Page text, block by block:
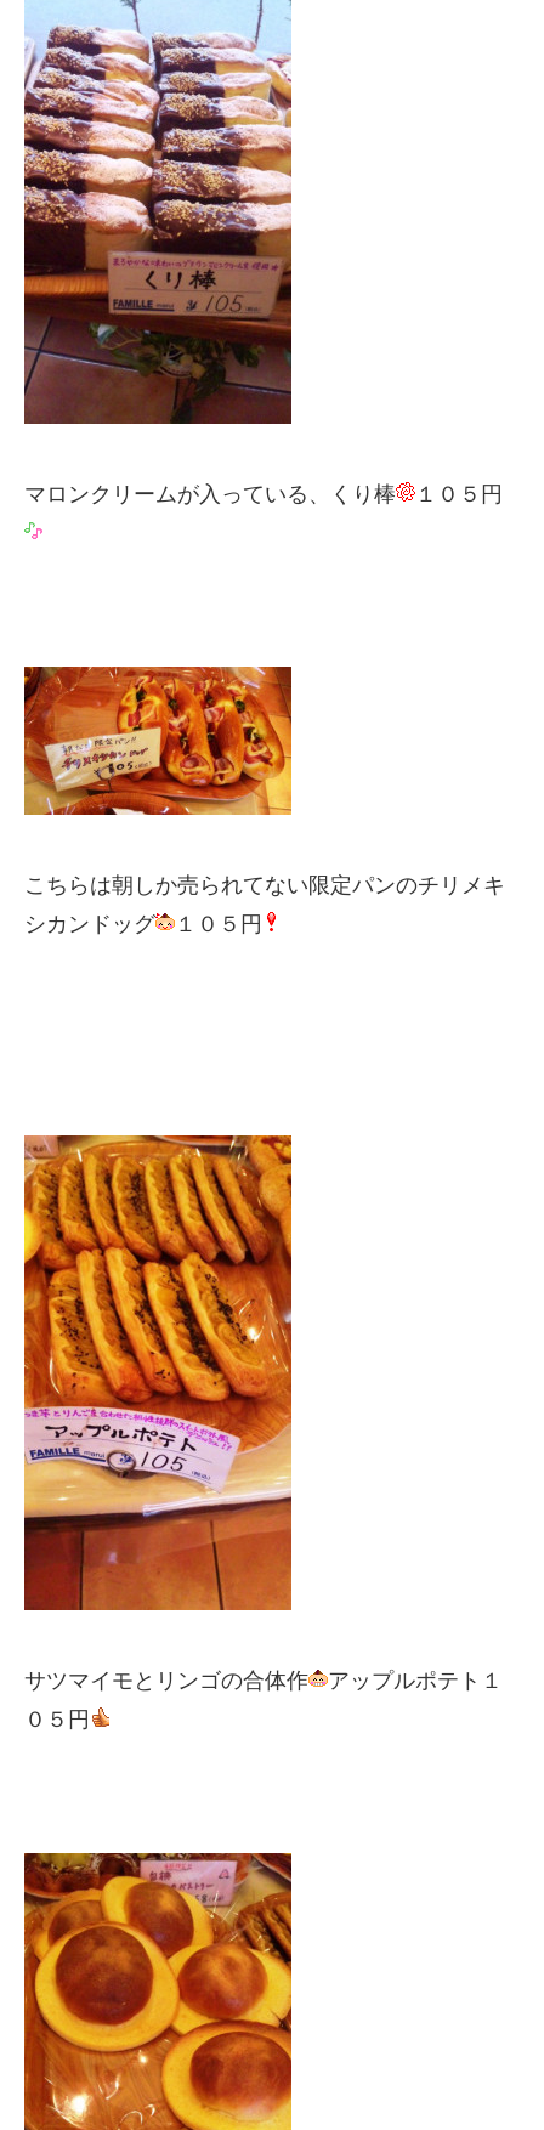
マロンクリームが入っている、くり棒 １０５円
こちらは朝しか売られてない限定パンのチリメキ
シカンドッグ
１０５円
サツマイモとリンゴの合体作
アップルポテト１
０５円